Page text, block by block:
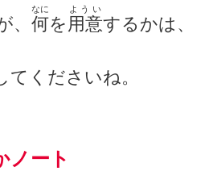
、 何
なに
を 用意
ようい
するかは、
てくださいね。
ノート